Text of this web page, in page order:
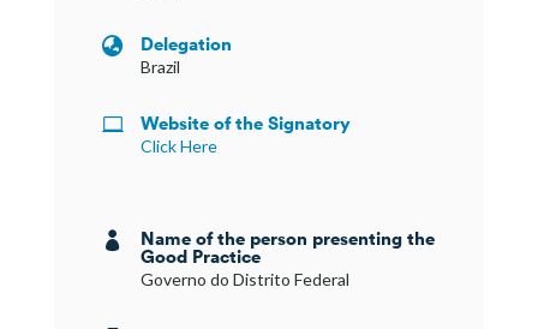
 Delegation
Brazil
 Website of the Signatory
Click Here
 Name of the person presenting the
Good Practice
Governo do Distrito Federal